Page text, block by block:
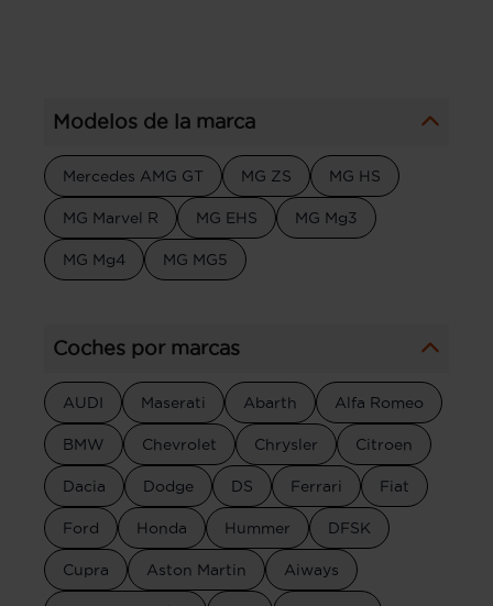
Modelos de la marca
Mercedes AMG GT MG ZS MG HS
MG Marvel R MG EHS MG Mg3
MG Mg4 MG MG5
Coches por marcas
AUDI Maserati Abarth Alfa Romeo
BMW Chevrolet Chrysler Citroen
Dacia Dodge DS Ferrari Fiat
Ford Honda Hummer DFSK
Cupra Aston Martin Aiways